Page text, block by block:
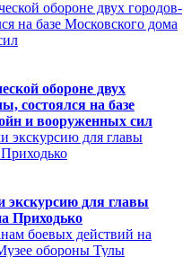
обороне двух
состоялся на базе
и вооруженных сил
экскурсию для главы
Приходько